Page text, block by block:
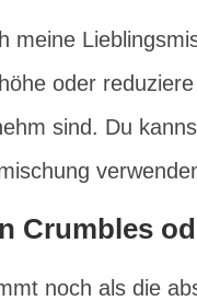
meine
oder
sind. Du
Crumbles
noch als die